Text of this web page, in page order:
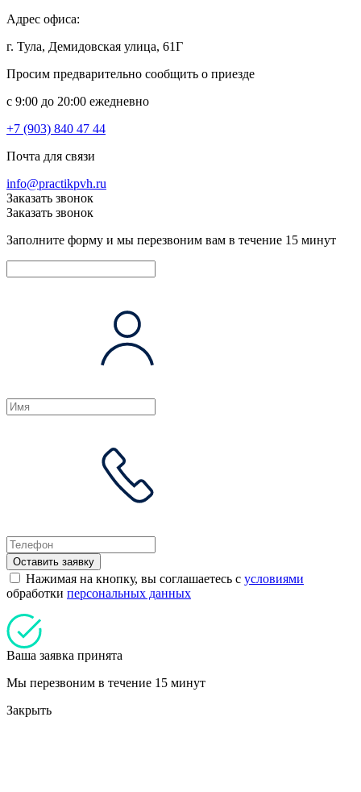
Адрес офиса:
г. Тула, Демидовская улица, 61Г
Просим предварительно сообщить о приезде
c 9:00 до 20:00 ежедневно
+7 (903) 840 47 44
Почта для связи
info@practikpvh.ru
Заказать звонок
Заказать звонок
Заполните форму и мы перезвоним вам в течение 15 минут
Оставить заявку
Нажимая на кнопку, вы соглашаетесь с условиями
обработки персональных данных
Ваша заявка принята
Мы перезвоним в течение 15 минут
Закрыть